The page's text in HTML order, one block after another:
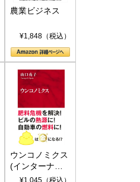
農業ビジネス
¥1,848（税込）
ウンコノミクス
(インターナシ
ョナル新書)